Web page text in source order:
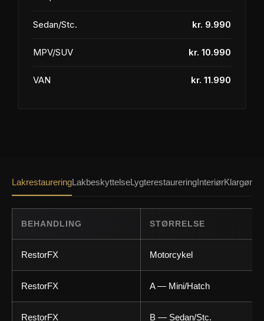
Sedan/Stc. kr. 9.990
MPV/SUV kr. 10.990
VAN kr. 11.990
LakrestaureringLakbeskyttelseLygterestaureringInteriørKlargøring
BEHANDLING STØRRELSE
RestorFX Motorcykel
RestorFX A — Mini/Hatch
RestorFX B — Sedan/Stc.